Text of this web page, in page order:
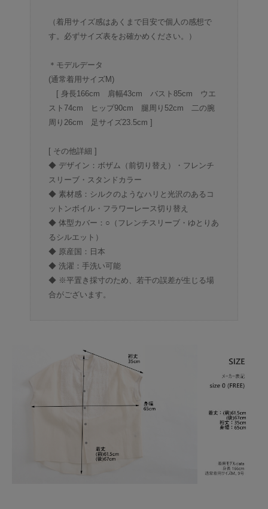
（着用サイズ感はあくまで目安で個人の感想で
す。必ずサイズ表をお確かめください。）
＊モデルデータ
(通常着用サイズM)
[ 身長166cm 肩幅43cm バスト85cm ウエ
スト74cm ヒップ90cm 腿周り52cm 二の腕
周り26cm 足サイズ23.5cm ]
[ その他詳細 ]
◆ デザイン：ボザム（前切り替え）・フレンチ
スリーブ・スタンドカラー
◆ 素材感：シルクのようなハリと光沢のあるコ
ットンボイル・フラワーレース切り替え
◆ 体型カバー：○（フレンチスリーブ・ゆとりあ
るシルエット）
◆ 原産国：日本
◆ 洗濯：手洗い可能
◆ ※平置き採寸のため、若干の誤差が生じる場
合がございます。